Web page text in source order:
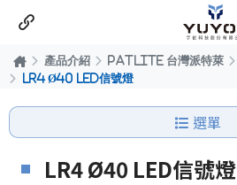
產品介紹 PATLITE 台灣派特萊
LR4 Ø40 LED信號燈
選單
LR4 Ø40 LED信號燈